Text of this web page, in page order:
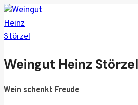
Zum
Inhalt
springen
Weingut Heinz Störzel
Wein schenkt Freude